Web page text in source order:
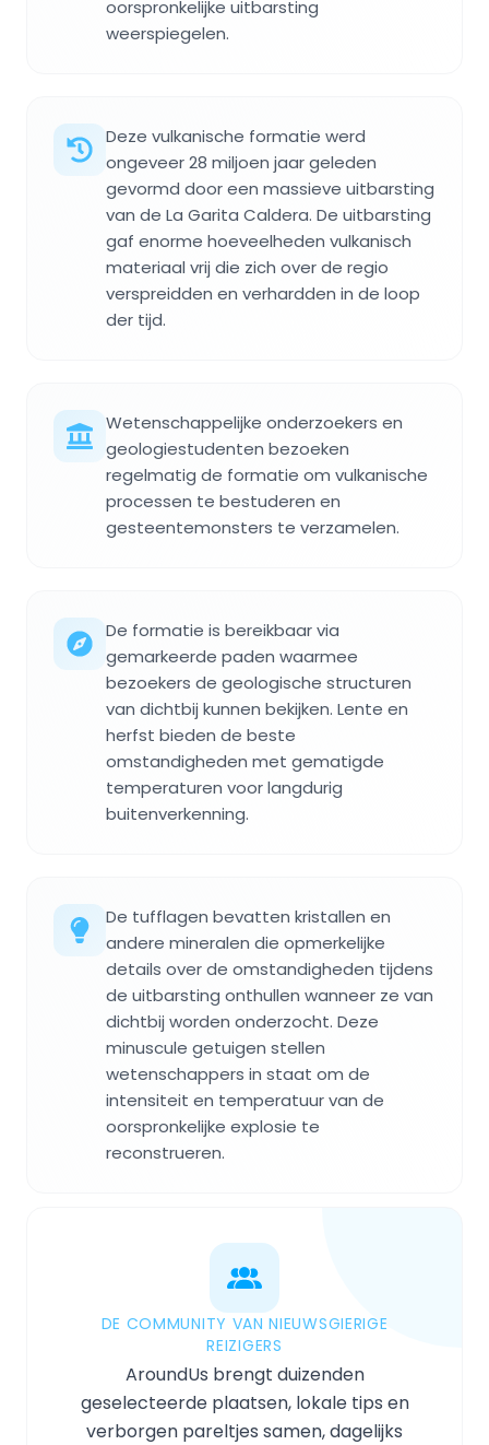
oorspronkelijke uitbarsting
weerspiegelen.
Deze vulkanische formatie werd
ongeveer 28 miljoen jaar geleden
gevormd door een massieve uitbarsting
van de La Garita Caldera. De uitbarsting
gaf enorme hoeveelheden vulkanisch
materiaal vrij die zich over de regio
verspreidden en verhardden in de loop
der tijd.
Wetenschappelijke onderzoekers en
geologiestudenten bezoeken
regelmatig de formatie om vulkanische
processen te bestuderen en
gesteentemonsters te verzamelen.
De formatie is bereikbaar via
gemarkeerde paden waarmee
bezoekers de geologische structuren
van dichtbij kunnen bekijken. Lente en
herfst bieden de beste
omstandigheden met gematigde
temperaturen voor langdurig
buitenverkenning.
De tufflagen bevatten kristallen en
andere mineralen die opmerkelijke
details over de omstandigheden tijdens
de uitbarsting onthullen wanneer ze van
dichtbij worden onderzocht. Deze
minuscule getuigen stellen
wetenschappers in staat om de
intensiteit en temperatuur van de
oorspronkelijke explosie te
reconstrueren.
DE COMMUNITY VAN NIEUWSGIERIGE
REIZIGERS
AroundUs brengt duizenden
geselecteerde plaatsen, lokale tips en
verborgen pareltjes samen, dagelijks